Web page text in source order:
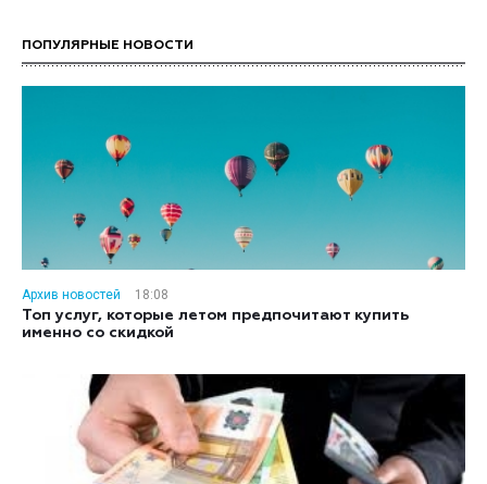
ПОПУЛЯРНЫЕ НОВОСТИ
Архив новостей
18:08
Топ услуг, которые летом предпочитают купить
именно со скидкой